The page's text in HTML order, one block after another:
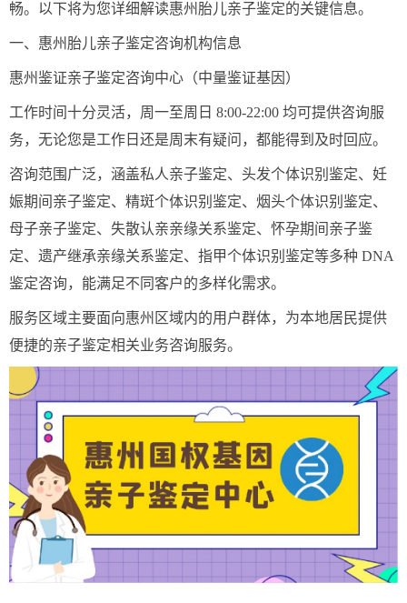
畅。以下将为您详细解读惠州胎儿亲子鉴定的关键信息。
一、惠州胎儿亲子鉴定咨询机构信息
惠州鉴证亲子鉴定咨询中心（中量鉴证基因）
工作时间十分灵活，周一至周日 8:00-22:00 均可提供咨询服
务，无论您是工作日还是周末有疑问，都能得到及时回应。
咨询范围广泛，涵盖私人亲子鉴定、头发个体识别鉴定、妊
娠期间亲子鉴定、精斑个体识别鉴定、烟头个体识别鉴定、
母子亲子鉴定、失散认亲亲缘关系鉴定、怀孕期间亲子鉴
定、遗产继承亲缘关系鉴定、指甲个体识别鉴定等多种 DNA
鉴定咨询，能满足不同客户的多样化需求。
服务区域主要面向惠州区域内的用户群体，为本地居民提供
便捷的亲子鉴定相关业务咨询服务。